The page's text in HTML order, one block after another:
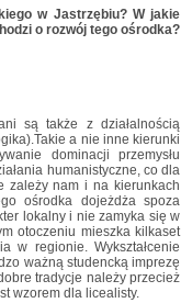
w Jastrzębiu? W jakie
o rozwój tego ośrodka?
są także z działalnością
a nie inne kierunki
dominacji przemysłu
humanistyczne, co dla
zależy nam i na kierunkach
ośrodka dojeżdża spoza
lokalny i nie zamyka się w
otoczeniu mieszka kilkaset
w regionie. Wykształcenie
ważną studencką imprezę
tradycje należy przecież
wzorem dla licealisty.